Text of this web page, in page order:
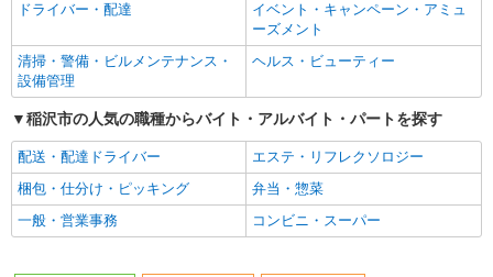
ドライバー・配達
イベント・キャンペーン・アミュ
ーズメント
清掃・警備・ビルメンテナンス・
設備管理
ヘルス・ビューティー
稲沢市の人気の職種からバイト・アルバイト・パートを探す
配送・配達ドライバー
エステ・リフレクソロジー
梱包・仕分け・ピッキング
弁当・惣菜
一般・営業事務
コンビニ・スーパー